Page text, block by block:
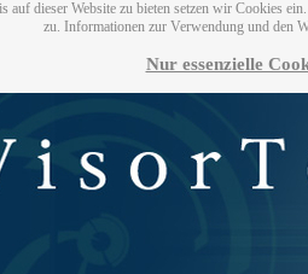
auf dieser Website zu bieten setzen wir Cookies
zu. Informationen zur Verwendung und den
Nur essenzielle